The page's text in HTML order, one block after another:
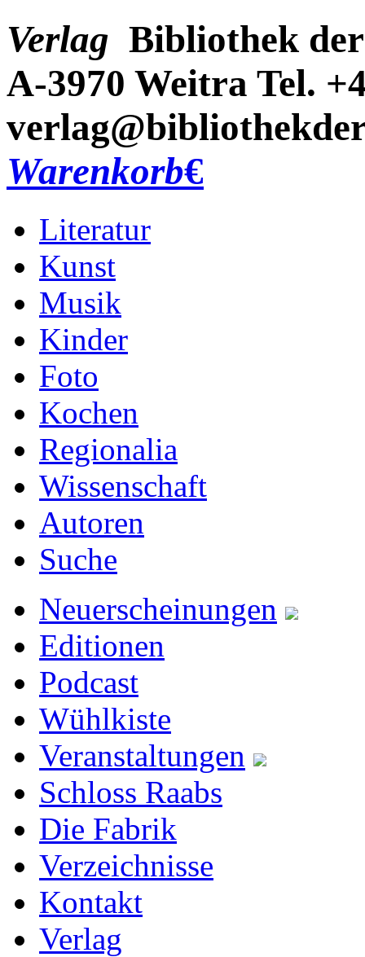
Verlag Bibliothek
A-3970 Weitra Tel.
Warenkorb€
Literatur
Kunst
Musik
Kinder
Foto
Kochen
Regionalia
Wissenschaft
Autoren
Suche
Neuerscheinungen
Editionen
Podcast
Wühlkiste
Veranstaltungen
Schloss Raabs
Die Fabrik
Verzeichnisse
Kontakt
Verlag